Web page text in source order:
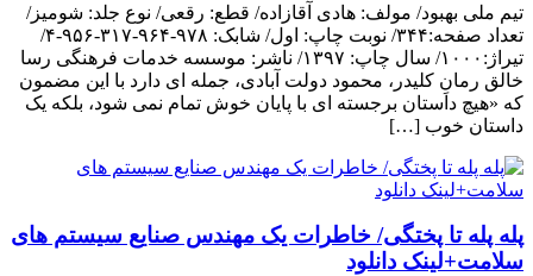
تیم ملی بهبود/ مولف: هادی آقازاده/ قطع: رقعی/ نوع جلد: شومیز/
تعداد صفحه:۳۴۴/ نوبت چاپ: اول/ شابک: ۹۷۸-۹۶۴-۳۱۷-۹۵۶-۴/
تیراژ:۱۰۰۰/ سال چاپ: ۱۳۹۷/ ناشر: موسسه خدمات فرهنگی رسا
خالق رمانِ کلیدر، محمود دولت آبادی، جمله ای دارد با این مضمون
که «هیچ داستان برجسته ای با پایان خوش تمام نمی شود، بلکه یک
داستان خوب […]
پله پله تا پختگی/ خاطرات یک مهندس صنایع سیستم های
سلامت+لینک دانلود